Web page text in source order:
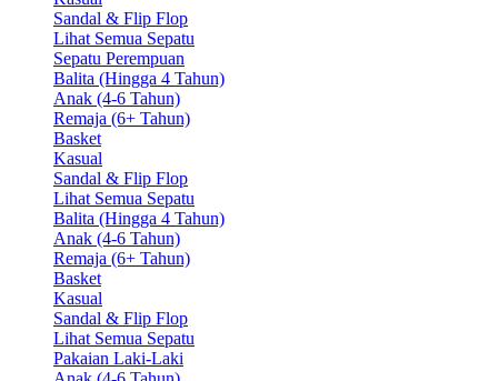
Sandal & Flip Flop
Lihat Semua Sepatu
Sepatu Perempuan
Balita (Hingga 4 Tahun)
Anak (4-6 Tahun)
Remaja (6+ Tahun)
Basket
Kasual
Sandal & Flip Flop
Lihat Semua Sepatu
Balita (Hingga 4 Tahun)
Anak (4-6 Tahun)
Remaja (6+ Tahun)
Basket
Kasual
Sandal & Flip Flop
Lihat Semua Sepatu
Pakaian Laki-Laki